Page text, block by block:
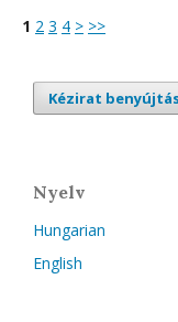
1 2 3 4 > >>
Kézirat
Nyelv
Hungarian
English